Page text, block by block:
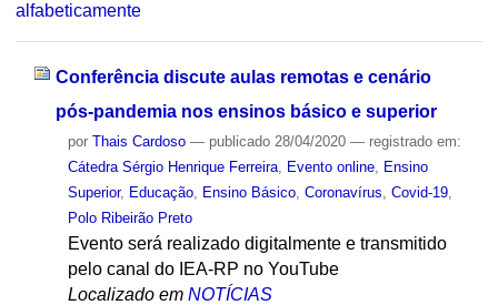
alfabeticamente
Conferência discute aulas remotas e cenário
pós-pandemia nos ensinos básico e superior
por Thais Cardoso — publicado28/04/2020 — registrado em:
Cátedra Sérgio Henrique Ferreira, Evento online,
Ensino
Superior, Educação, Ensino Básico, Coronavírus Covid-19,
Polo Ribeirão Preto
Evento será realizado digitalmente e transmitido
pelo canal do IEA-RP no YouTube
Localizado em NOTÍCIAS